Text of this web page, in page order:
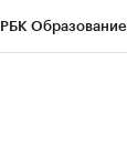
РБК Образование